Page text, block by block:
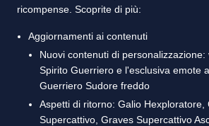
ricompense. Scoprite di più:
Aggiornamenti ai contenuti
Nuovi contenuti di personalizzazione:
Spirito Guerriero e l'esclusiva emote
Guerriero Sudore freddo
Aspetti di ritorno: Galio Hexploratore,
Supercattivo, Graves Supercattivo